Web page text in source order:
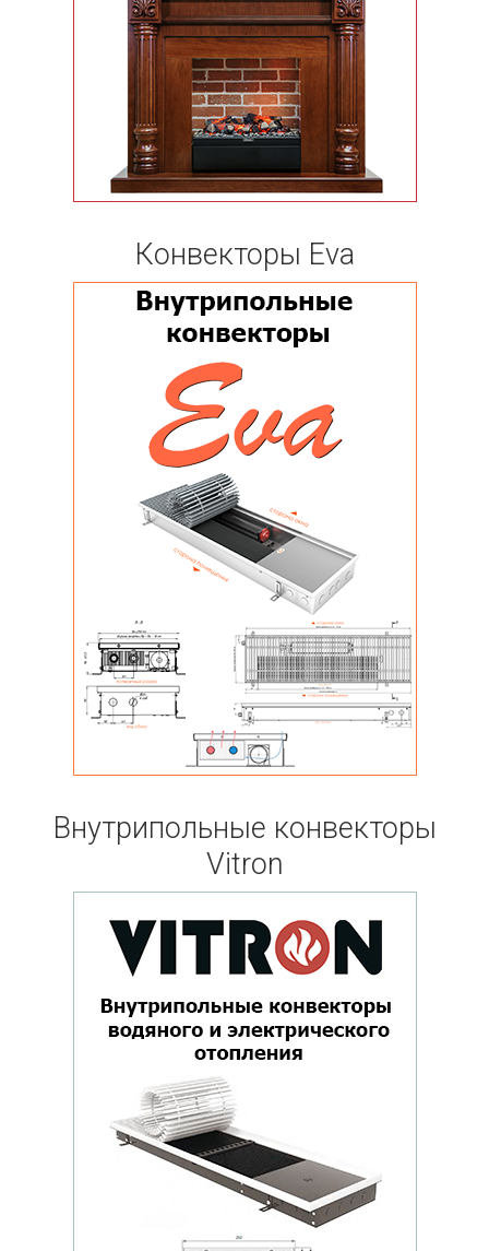
Конвекторы Eva
Внутрипольные конвекторы
Vitron